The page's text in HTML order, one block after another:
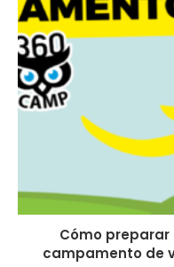
Cómo
campamento de